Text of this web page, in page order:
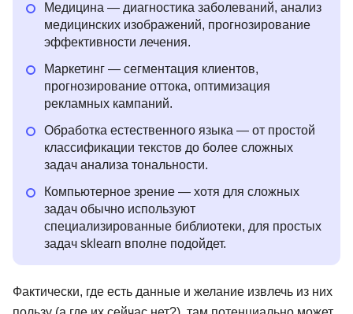
Медицина — диагностика заболеваний, анализ
медицинских изображений, прогнозирование
эффективности лечения.
Маркетинг — сегментация клиентов,
прогнозирование оттока, оптимизация
рекламных кампаний.
Обработка естественного языка — от простой
классификации текстов до более сложных
задач анализа тональности.
Компьютерное зрение — хотя для сложных
задач обычно используют
специализированные библиотеки, для простых
задач sklearn вполне подойдет.
Фактически, где есть данные и желание извлечь из них